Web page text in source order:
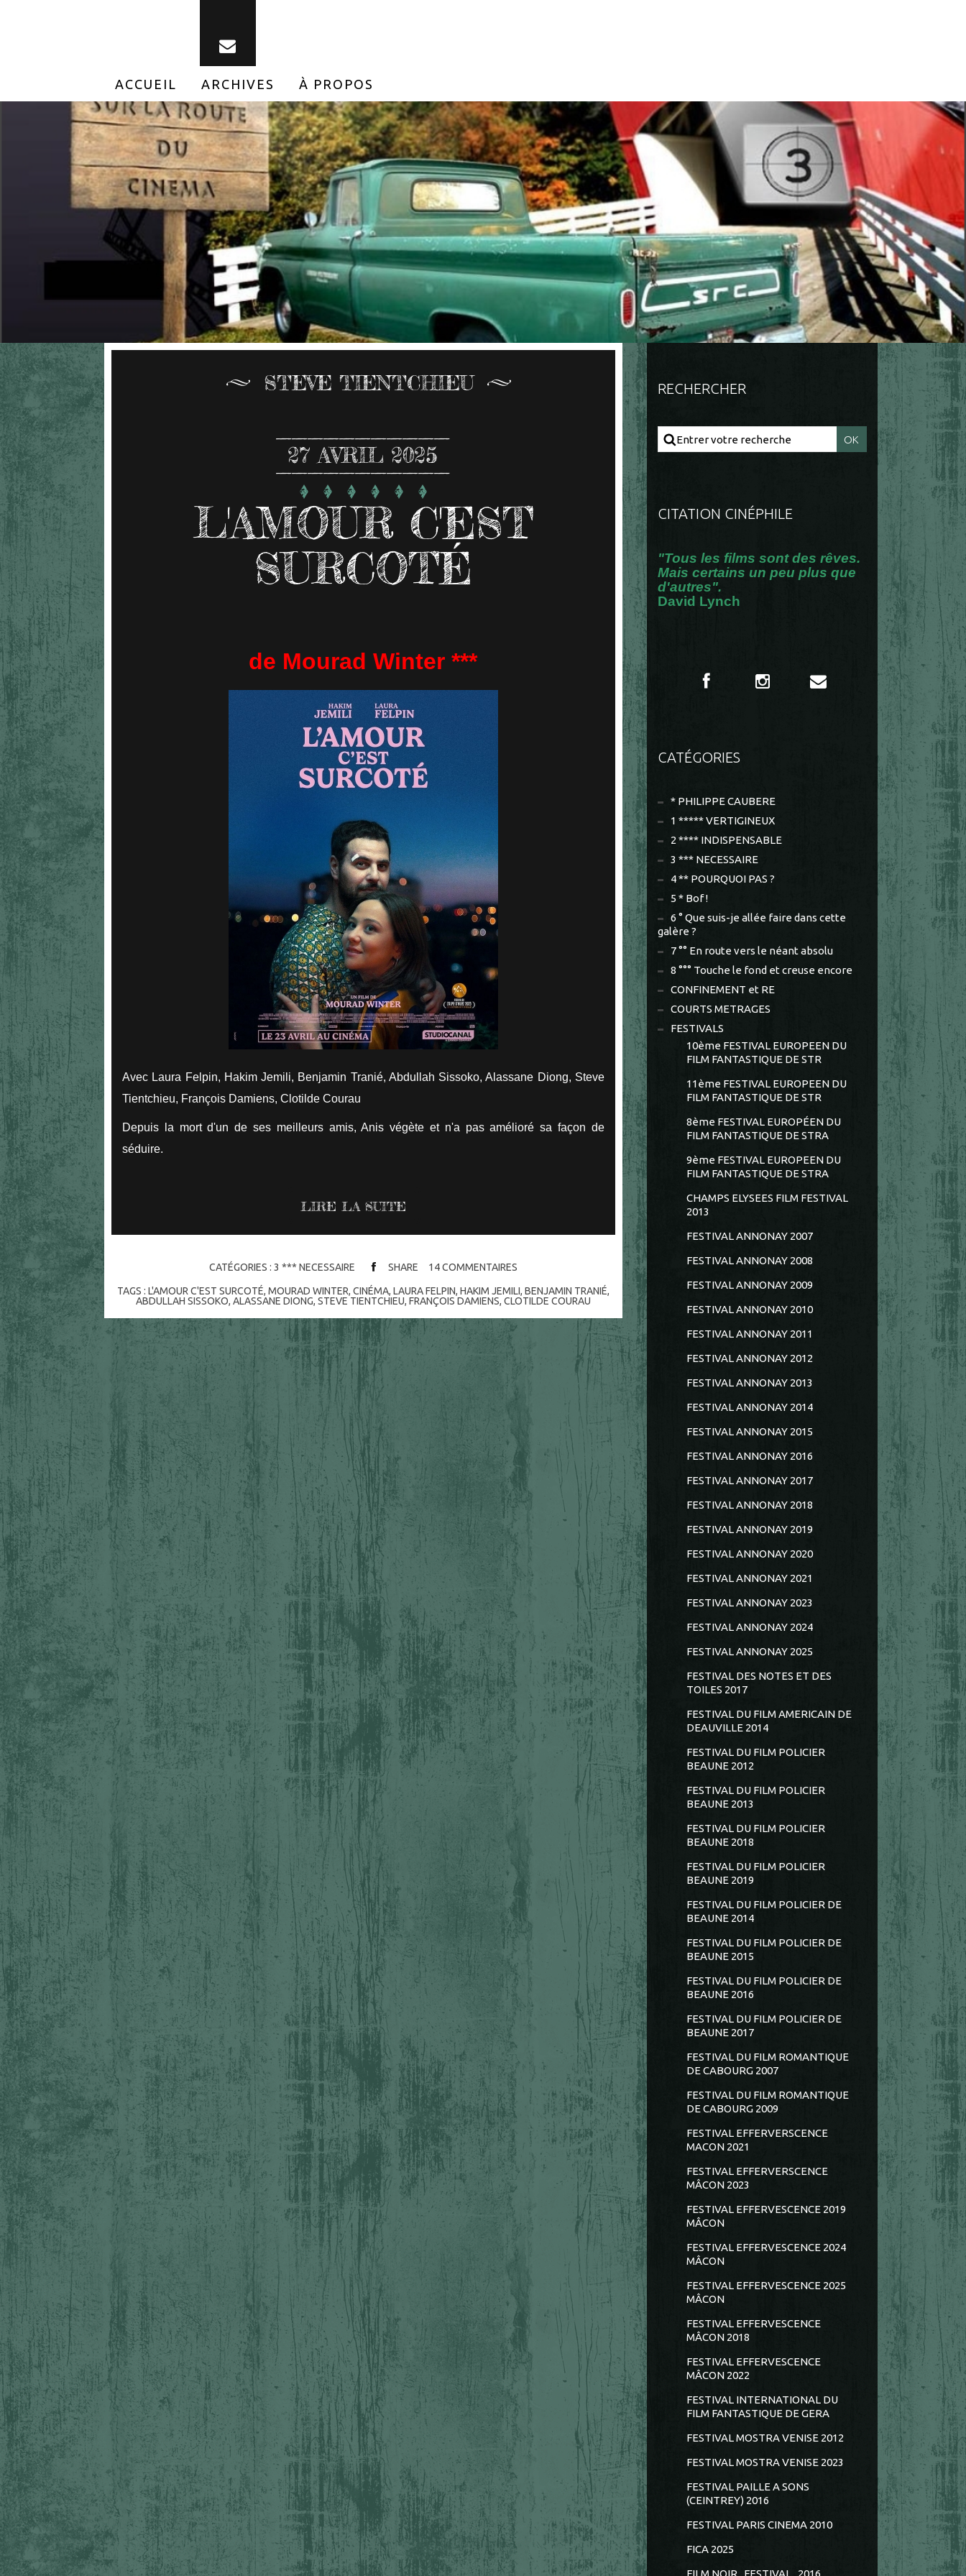
ACCUEIL ARCHIVES À PROPOS
STEVE TIENTCHIEU
27 AVRIL 2025
L'AMOUR C'EST
SURCOTÉ
de Mourad Winter ***
Avec Laura Felpin, Hakim Jemili, Benjamin Tranié, Abdullah Sissoko, Alassane Diong, Steve
Tientchieu, François Damiens, Clotilde Courau
Depuis la mort d'un de ses meilleurs amis, Anis végète et n'a pas amélioré sa façon de
séduire.
LIRE LA SUITE
CATÉGORIES : 3 *** NECESSAIRE SHARE 14COMMENTAIRES
TAGS : L'AMOUR C'EST SURCOTÉ, MOURAD WINTER, CINÉMA, LAURA FELPIN, HAKIM JEMILI, BENJAMIN TRANIÉ,
ABDULLAH SISSOKO, ALASSANE DIONG, STEVE TIENTCHIEU, FRANÇOIS DAMIENS, CLOTILDE COURAU
RECHERCHER
CITATION CINÉPHILE
"Tous les films sont des rêves.
Mais certains un peu plus que
d'autres".
David Lynch
CATÉGORIES
* PHILIPPE CAUBERE
1 ***** VERTIGINEUX
2 **** INDISPENSABLE
3 *** NECESSAIRE
4 ** POURQUOI PAS ?
5 * Bof !
6 ° Que suis-je allée faire dans cette
galère ?
7 °° En route vers le néant absolu
8 °°° Touche le fond et creuse encore
CONFINEMENT et RE
COURTS METRAGES
FESTIVALS
10ème FESTIVAL EUROPEEN DU
FILM FANTASTIQUE DE STR
11ème FESTIVAL EUROPEEN DU
FILM FANTASTIQUE DE STR
8ème FESTIVAL EUROPÉEN DU
FILM FANTASTIQUE DE STRA
9ème FESTIVAL EUROPEEN DU
FILM FANTASTIQUE DE STRA
CHAMPS ELYSEES FILM FESTIVAL
2013
FESTIVAL ANNONAY 2007
FESTIVAL ANNONAY 2008
FESTIVAL ANNONAY 2009
FESTIVAL ANNONAY 2010
FESTIVAL ANNONAY 2011
FESTIVAL ANNONAY 2012
FESTIVAL ANNONAY 2013
FESTIVAL ANNONAY 2014
FESTIVAL ANNONAY 2015
FESTIVAL ANNONAY 2016
FESTIVAL ANNONAY 2017
FESTIVAL ANNONAY 2018
FESTIVAL ANNONAY 2019
FESTIVAL ANNONAY 2020
FESTIVAL ANNONAY 2021
FESTIVAL ANNONAY 2023
FESTIVAL ANNONAY 2024
FESTIVAL ANNONAY 2025
FESTIVAL DES NOTES ET DES
TOILES 2017
FESTIVAL DU FILM AMERICAIN DE
DEAUVILLE 2014
FESTIVAL DU FILM POLICIER
BEAUNE 2012
FESTIVAL DU FILM POLICIER
BEAUNE 2013
FESTIVAL DU FILM POLICIER
BEAUNE 2018
FESTIVAL DU FILM POLICIER
BEAUNE 2019
FESTIVAL DU FILM POLICIER DE
BEAUNE 2014
FESTIVAL DU FILM POLICIER DE
BEAUNE 2015
FESTIVAL DU FILM POLICIER DE
BEAUNE 2016
FESTIVAL DU FILM POLICIER DE
BEAUNE 2017
FESTIVAL DU FILM ROMANTIQUE
DE CABOURG 2007
FESTIVAL DU FILM ROMANTIQUE
DE CABOURG 2009
FESTIVAL EFFERVERSCENCE
MACON 2021
FESTIVAL EFFERVERSCENCE
MÂCON 2023
FESTIVAL EFFERVESCENCE 2019
MÂCON
FESTIVAL EFFERVESCENCE 2024
MÂCON
FESTIVAL EFFERVESCENCE 2025
MÂCON
FESTIVAL EFFERVESCENCE
MÂCON 2018
FESTIVAL EFFERVESCENCE
MÂCON 2022
FESTIVAL INTERNATIONAL DU
FILM FANTASTIQUE DE GERA
FESTIVAL MOSTRA VENISE 2012
FESTIVAL MOSTRA VENISE 2023
FESTIVAL PAILLE A SONS
(CEINTREY) 2016
FESTIVAL PARIS CINEMA 2010
FICA 2025